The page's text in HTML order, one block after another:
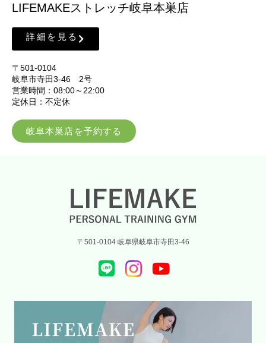
LIFEMAKEストレッチ岐阜本巣店
詳細を見る
〒501-0104
岐阜市寺田3-46 2号
営業時間：08:00～22:00
定休日：不定休
岐阜本巣店を予約する
〒501-0104 岐阜県岐阜市寺田3-46